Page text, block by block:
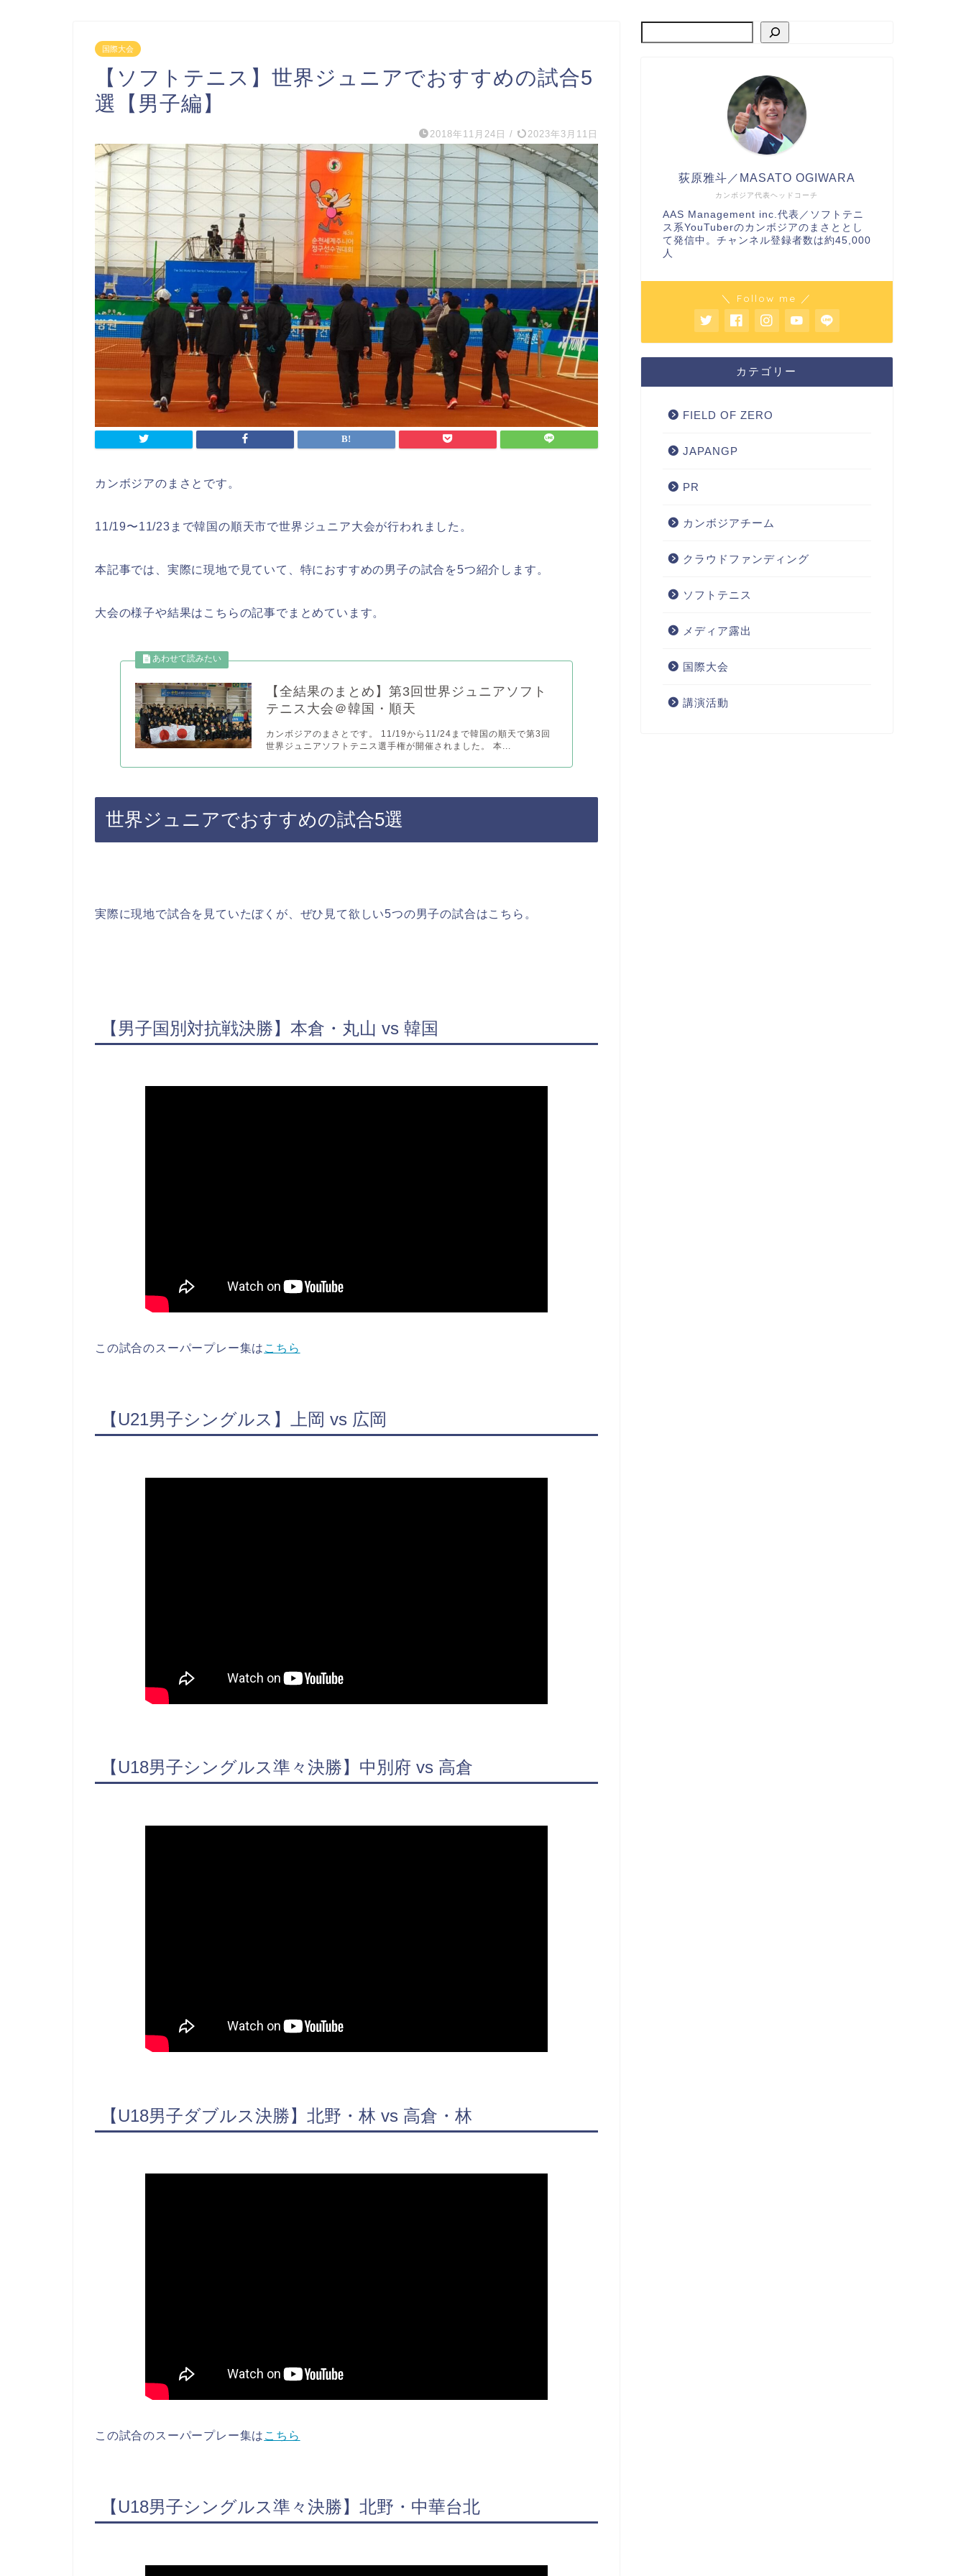
国際大会
【ソフトテニス】世界ジュニアでおすすめの試合5
選【男子編】
2018年11月24日 / 2023年3月11日
カンボジアのまさとです。
11/19〜11/23まで韓国の順天市で世界ジュニア大会が行われました。
本記事では、実際に現地で見ていて、特におすすめの男子の試合を5つ紹介します。
大会の様子や結果はこちらの記事でまとめています。
【全結果のまとめ】第3回世界ジュニアソフト
テニス大会＠韓国・順天
カンボジアのまさとです。 11/19から11/24まで韓国の順天で第3回
世界ジュニアソフトテニス選手権が開催されました。 本...
世界ジュニアでおすすめの試合5選
実際に現地で試合を見ていたぼくが、ぜひ見て欲しい5つの男子の試合はこちら。
【男子国別対抗戦決勝】本倉・丸山 vs 韓国
この試合のスーパープレー集は こちら
【U21男子シングルス】上岡 vs 広岡
【U18男子シングルス準々決勝】中別府 vs 高倉
【U18男子ダブルス決勝】北野・林 vs 高倉・林
この試合のスーパープレー集は こちら
【U18男子シングルス準々決勝】北野・中華台北
カンボジア代表ヘッドコーチ
荻原雅斗／MASATO OGIWARA
AAS Management inc.代表／ソフトテニ
ス系YouTuberのカンボジアのまさととし
て発信中。チャンネル登録者数は約45,000
人
＼ Follow me ／
カテゴリー
FIELD OF ZERO
JAPANGP
PR
カンボジアチーム
クラウドファンディング
ソフトテニス
メディア露出
国際大会
講演活動